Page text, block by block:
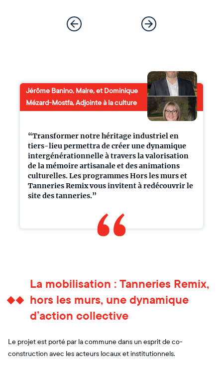
“Transformer notre héritage industriel en
tiers-lieu permettra de créer une dynamique
intergénérationnelle à travers la valorisation
de la mémoire artisanale et des animations
culturelles. Les programmes Hors les murs et
Tanneries Remix vous invitent à redécouvrir le
site des tanneries.”
Jérôme Banino, Maire, et Dominique
Mézard-Mostfa, Adjointe à la culture
La mobilisation : Tanneries Remix,
hors les murs, une dynamique
d’action collective
Le projet est porté par la commune dans un esprit de co-
construction avec les acteurs locaux et institutionnels.